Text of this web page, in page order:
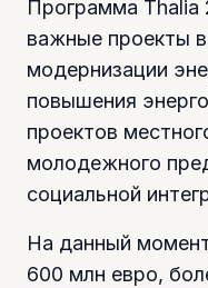
Программа Thalia
важные проекты
модернизации
повышения
проектов
молодежного
социальной
На данный
600 млн евро,